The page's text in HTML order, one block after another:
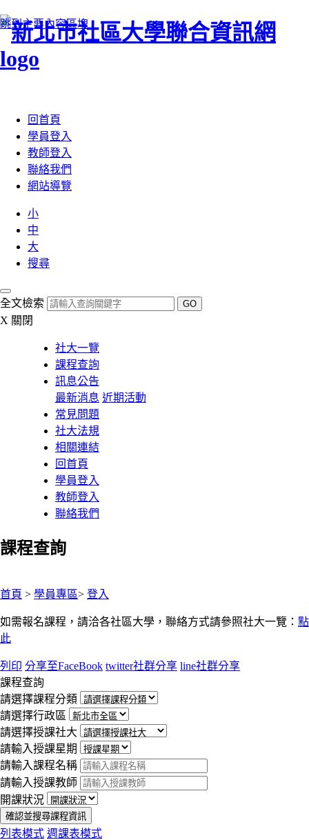
跳到主要內容區塊
回首頁
學員登入
教師登入
聯絡我們
網站導覽
小
中
大
搜尋
全文檢索 GO
X 關閉
社大一覽
課程查詢
訊息公告
最新消息 近期活動
常見問題
社大法規
相關連結
回首頁
學員登入
教師登入
聯絡我們
課程查詢
首頁 > 學員專區> 登入
如需報名課程，請洽各社區大學，聯絡方式請參照社大一覽： 點
此
列印 分享至FaceBook twitter社群分享 line社群分享
課程查詢
請選擇課程分類
請選擇行政區
請選擇授課社大
請輸入授課星期
請輸入課程名稱
請輸入授課教師
開課狀況
確認並搜尋課程資訊
列表模式 週課表模式